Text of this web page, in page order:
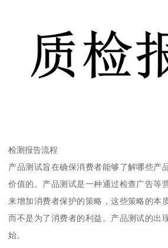
检测报告流程
产品测试旨在确保消费者能够了解哪些产
价值的。产品测试是一种通过检查广告等
来增加消费者保护的策略，这些策略的本
而不是为了消费者的利益。产品测试的出
始。